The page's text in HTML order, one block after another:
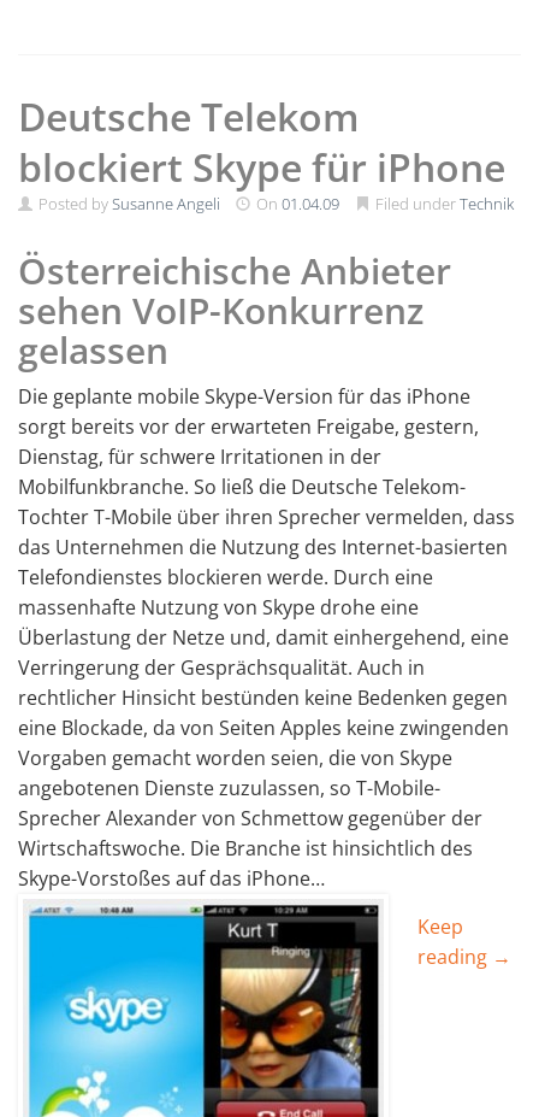
Deutsche Telekom
blockiert Skype für iPhone
Posted bySusanne Angeli On 01.04.09 Filed underTechnik
Österreichische Anbieter
sehen VoIP-Konkurrenz
gelassen
Die geplante mobile Skype-Version für das iPhone
sorgt bereits vor der erwarteten Freigabe, gestern,
Dienstag, für schwere Irritationen in der
Mobilfunkbranche. So ließ die Deutsche Telekom-
Tochter T-Mobile über ihren Sprecher vermelden, dass
das Unternehmen die Nutzung des Internet-basierten
Telefondienstes blockieren werde. Durch eine
massenhafte Nutzung von Skype drohe eine
Überlastung der Netze und, damit einhergehend, eine
Verringerung der Gesprächsqualität. Auch in
rechtlicher Hinsicht bestünden keine Bedenken gegen
eine Blockade, da von Seiten Apples keine zwingenden
Vorgaben gemacht worden seien, die von Skype
angebotenen Dienste zuzulassen, so T-Mobile-
Sprecher Alexander von Schmettow gegenüber der
Wirtschaftswoche. Die Branche ist hinsichtlich des
Skype-Vorstoßes auf das iPhone…
Keep
reading →